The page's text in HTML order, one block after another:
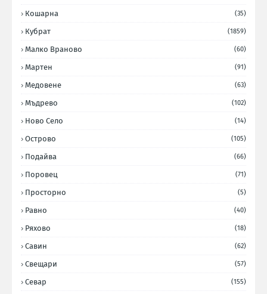
Кошарна (35)
Кубрат (1859)
Малко Враново (60)
Мартен (91)
Медовене (63)
Мъдрево (102)
Ново Село (14)
Острово (105)
Подайва (66)
Поровец (71)
Просторно (5)
Равно (40)
Ряхово (18)
Савин (62)
Свещари (57)
Севар (155)